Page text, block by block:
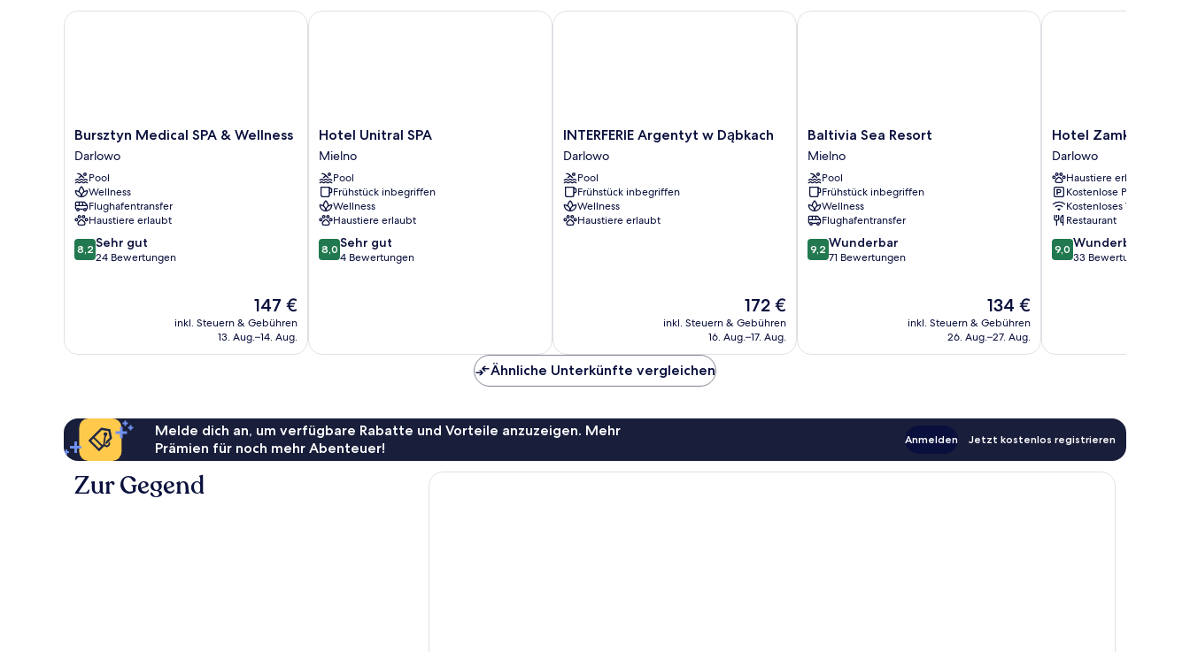
Bursztyn
Medical
SPA
&
Wellness
Darlowo
Bursztyn Medical SPA & Wellness
Darlowo
Pool
Wellness
Flughafentransfer
Haustiere erlaubt
8.2
von
8,2 Sehr gut
24 Bewertungen
Der
Preis
beträgt
147 €
inkl. Steuern & Gebühren
13. Aug.–14. Aug.
Bursztyn Medical SPA & Wellness
Hotel
Unitral
SPA
Mielno
Hotel Unitral SPA
Mielno
Pool
Frühstück inbegriffen
Wellness
Haustiere erlaubt
8.0
von
8,0 Sehr gut
4 Bewertungen
Hotel Unitral SPA
INTERFERIE
Argentyt
w
Dąbkach
Darlowo
INTERFERIE Argentyt w Dąbkach
Darlowo
Pool
Frühstück inbegriffen
Wellness
Haustiere erlaubt
Der
Preis
beträgt
172 €
inkl. Steuern & Gebühren
16. Aug.–17. Aug.
INTERFERIE Argentyt w Dąbkach
Baltivia
Sea
Resort
Mielno
Baltivia Sea Resort
Mielno
Pool
Frühstück inbegriffen
Wellness
Flughafentransfer
9.2
von
9,2 Wunderbar
71 Bewertungen
Der
Preis
beträgt
134 €
inkl. Steuern & Gebühren
26. Aug.–27. Aug.
Baltivia Sea Resort
Hotel
Zamkowy
Darlowo
Hotel Zamkowy
Darlowo
Haustiere erlaubt
Kostenlose Parkplätze
Kostenloses WLAN
Restaurant
9.0
von
9,0 Wunderbar
33 Bewertungen
Hotel Zamkowy
Ähnliche Unterkünfte vergleichen
Melde dich an, um verfügbare Rabatte und Vorteile anzuzeigen. Mehr
Prämien für noch mehr Abenteuer!
Anmelden Jetzt kostenlos registrieren
Zur Gegend